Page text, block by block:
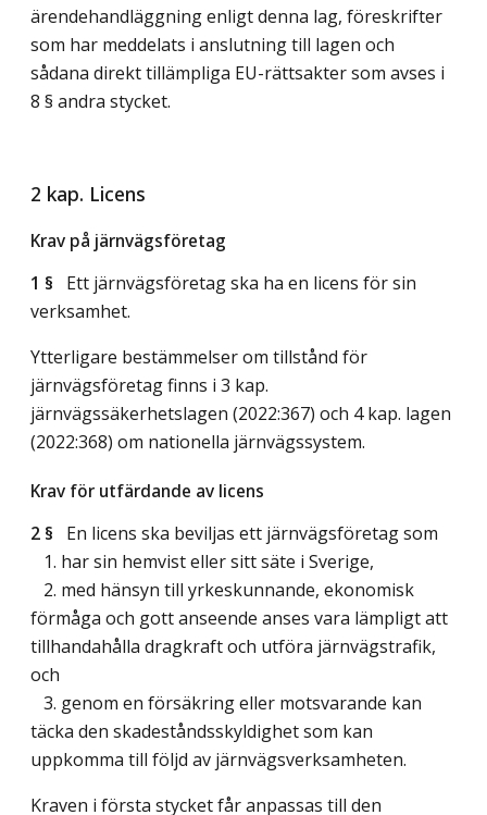
ärendehandläggning enligt denna lag, föreskrifter
som har meddelats i anslutning till lagen och
sådana direkt tillämpliga EU-rättsakter som avses i
8 § andra stycket.
2 kap. Licens
Krav på järnvägsföretag
1 § Ett järnvägsföretag ska ha en licens för sin
verksamhet.
Ytterligare bestämmelser om tillstånd för
järnvägsföretag finns i 3 kap.
järnvägssäkerhetslagen (2022:367) och 4 kap. lagen
(2022:368) om nationella järnvägssystem.
Krav för utfärdande av licens
2 § En licens ska beviljas ett järnvägsföretag som
1. har sin hemvist eller sitt säte i Sverige,
2. med hänsyn till yrkeskunnande, ekonomisk
förmåga och gott anseende anses vara lämpligt att
tillhandahålla dragkraft och utföra järnvägstrafik,
och
3. genom en försäkring eller motsvarande kan
täcka den skadeståndsskyldighet som kan
uppkomma till följd av järnvägsverksamheten.
Kraven i första stycket får anpassas till den